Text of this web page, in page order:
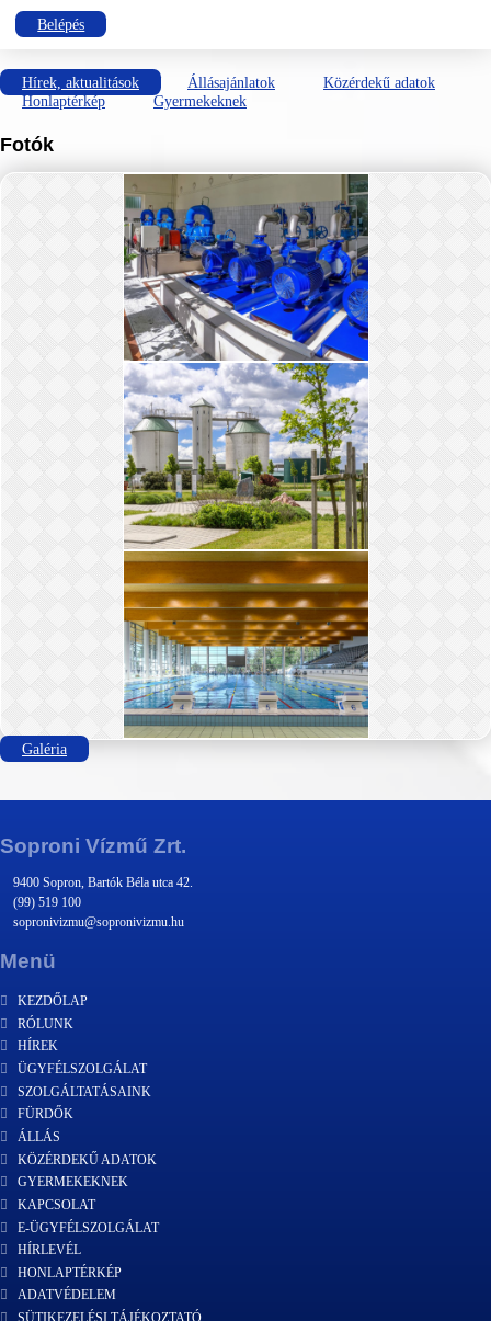
Belépés
Hírek, aktualitások Állásajánlatok
Közérdekű adatok
Honlaptérkép
Gyermekeknek
Fotók
Galéria
Soproni Vízmű Zrt.
9400 Sopron, Bartók Béla utca 42.
(99) 519 100
sopronivizmu@sopronivizmu.hu
Menü
KEZDŐLAP
RÓLUNK
HÍREK
ÜGYFÉLSZOLGÁLAT
SZOLGÁLTATÁSAINK
FÜRDŐK
ÁLLÁS
KÖZÉRDEKŰ ADATOK
GYERMEKEKNEK
KAPCSOLAT
E-ÜGYFÉLSZOLGÁLAT
HÍRLEVÉL
HONLAPTÉRKÉP
ADATVÉDELEM